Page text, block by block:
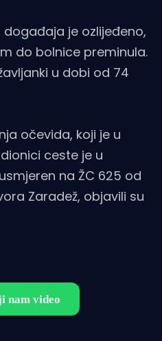
je ozlijeđeno,
do bolnice preminula.
u dobi od 74
očevida, koji je u
ceste je u
na ŽC 625 od
Zaradež, objavili su